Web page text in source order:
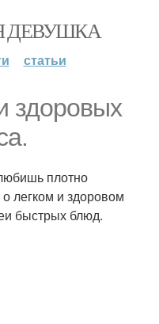
ДЕВУШКА
статьи
здоровых
плотно
легком и здоровом
быстрых блюд.